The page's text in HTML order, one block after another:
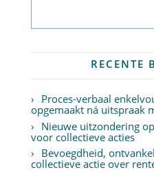
RECENTE
Proces-verbaal
opgemaakt ná uitspraak
Nieuwe uitzondering
voor collectieve acties
Bevoegdheid,
collectieve actie over